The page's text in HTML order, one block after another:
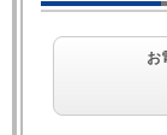
お